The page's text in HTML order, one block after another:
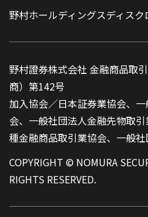
野村ホールディングスディス
野村證券株式会社 金融商品取
商）第142号
加入協会／日本証券業協会、
会、一般社団法人金融先物取
種金融商品取引業協会、一般
COPYRIGHT © NOMURA
RIGHTS RESERVED.